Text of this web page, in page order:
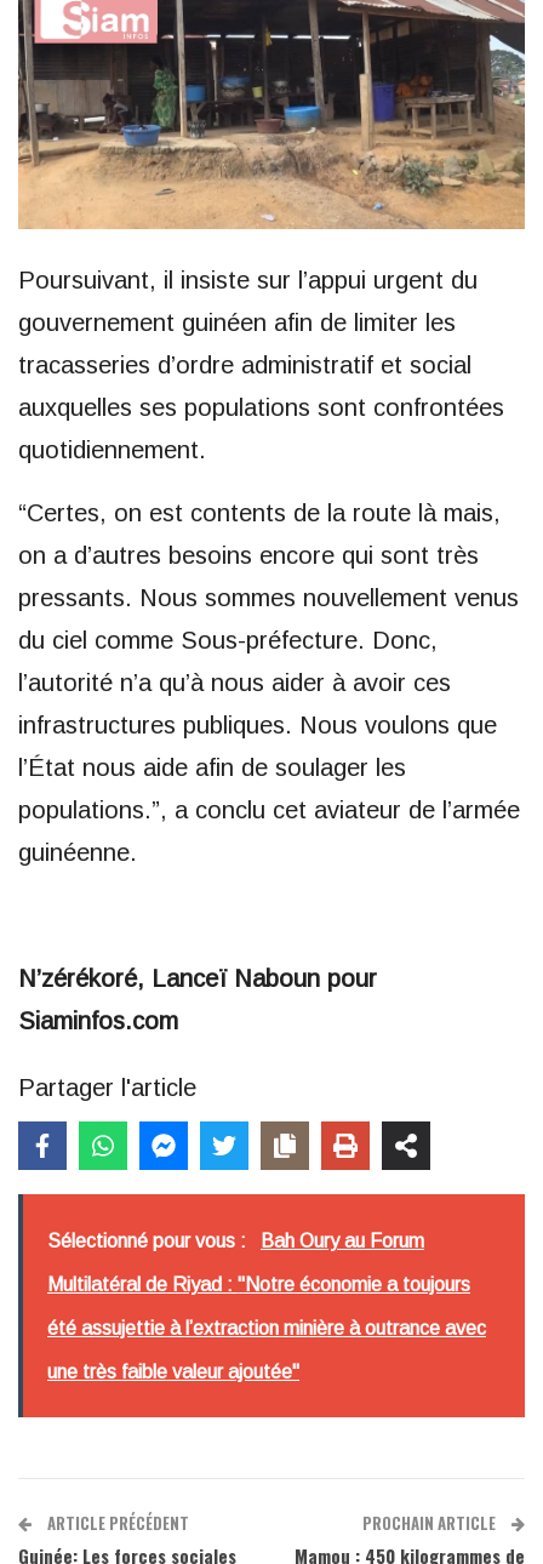
Poursuivant, il insiste sur l’appui urgent du
gouvernement guinéen afin de limiter les
tracasseries d’ordre administratif et social
auxquelles ses populations sont confrontées
quotidiennement.
“Certes, on est contents de la route là mais,
on a d’autres besoins encore qui sont très
pressants. Nous sommes nouvellement venus
du ciel comme Sous-préfecture. Donc,
l’autorité n’a qu’à nous aider à avoir ces
infrastructures publiques. Nous voulons que
l’État nous aide afin de soulager les
populations.”, a conclu cet aviateur de l’armée
guinéenne.
N’zérékoré, Lanceï Naboun pour
Siaminfos.com
Partager l'article
Sélectionné pour vous : Bah Oury au Forum
Multilatéral de Riyad : "Notre économie a toujours
été assujettie à l’extraction minière à outrance avec
une très faible valeur ajoutée"
ARTICLE PRÉCÉDENT
Guinée: Les forces sociales
PROCHAIN ARTICLE
Mamou : 450 kilogrammes de